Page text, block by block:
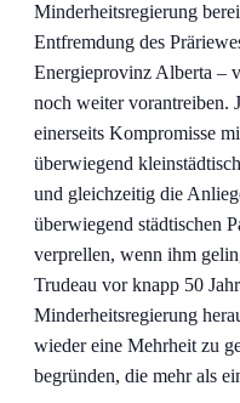
Minderheitsregierung
Entfremdung des
Energieprovinz Alberta –
noch weiter vorantreiben.
einerseits Kompromisse
überwiegend
und gleichzeitig die
überwiegend städtischen
verprellen, wenn ihm
Trudeau vor knapp 50
Minderheitsregierung
wieder eine Mehrheit zu
begründen, die mehr als